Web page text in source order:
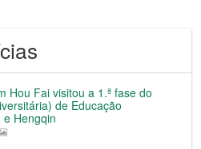
Hou Fai visitou a 1.ª fase do
de Educação
Hengqin